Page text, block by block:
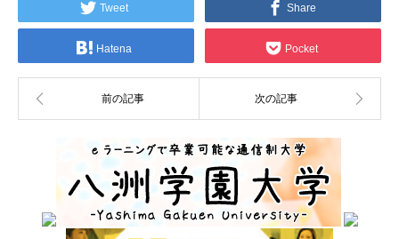
Tweet Share
Hatena Pocket